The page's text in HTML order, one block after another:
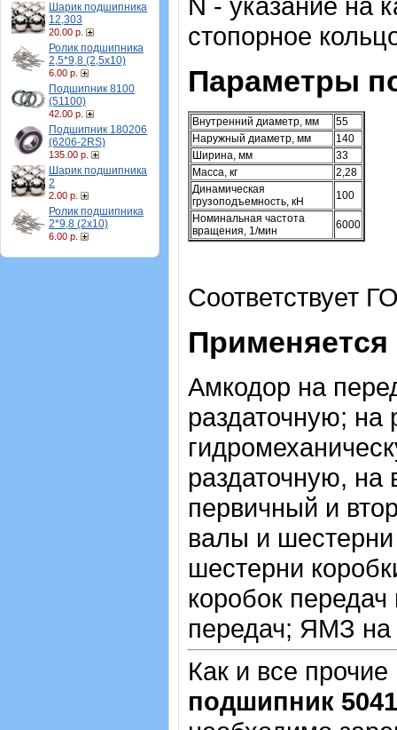
Шарик подшипника
12,303
20.00 р.
Ролик подшипника
2,5*9,8 (2,5х10)
6.00 р.
Подшипник 8100
(51100)
42.00 р.
Подшипник 180206
(6206-2RS)
135.00 р.
Шарик подшипника
2
2.00 р.
Ролик подшипника
2*9,8 (2х10)
6.00 р.
стопорное
Параметры
Внутренний диаметр, мм
55
Наружный диаметр, мм
140
Ширина, мм
33
Масса, кг
2,28
Динамическая
грузоподъемность, кН
100
Номинальная частота
вращения, 1/мин
6000
Соответствует
Амкодор на
раздаточную; на
раздаточную,
первичный и
валы и
шестерни
коробок
передач; ЯМЗ на
Как и все
подшипник